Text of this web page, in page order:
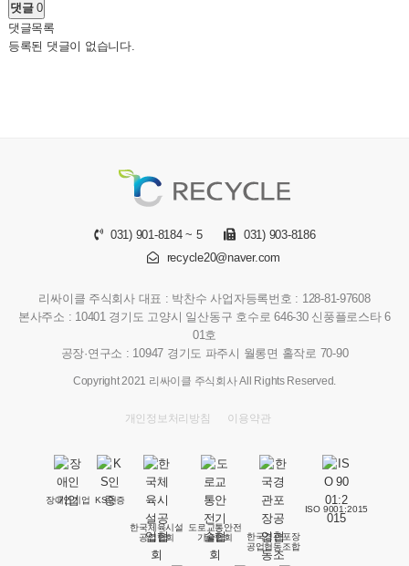
댓글0
댓글목록
등록된 댓글이 없습니다.
031) 901-8184 ~ 5
031) 903-8186
recycle20@naver.com
리싸이클 주식회사 대표 : 박찬수 사업자등록번호 : 128-81-97608
본사주소 : 10401 경기도 고양시 일산동구 호수로 646-30 신풍플로스타 6
01호
공장·연구소 : 10947 경기도 파주시 월롱면 홀작로 70-90
Copyright 2021 리싸이클 주식회사 All Rights Reserved.
개인정보처리방침 이용약관
장애인기업 KS인증
한국체육시설
공업협회
도로교통안전
기술협회
한국경관포장
공업협동조합
ISO 9001:2015